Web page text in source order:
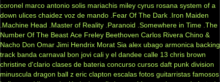
coronel marco antonio solis mariachis miley cyrus rosana system of a
down ulices chaidez voz de mando .Fear Of The Dark .Iron Maiden
.Machine Head
.Master of Reality .Paranoid .Somewhere in Time .The
Number Of The Beast Ace Freley Beethoven Carlos Rivera Chino &
Nacho Don Omar Jimi Hendrix Morat Sia alex ubago armonica backing
track banda carnaval bon jovi cali y el dandee calle 13 chris brown
christine d'clario clases de bateria concurso cursos daft punk division
minuscula dragon ball z eric clapton escalas fotos guitarristas famosos